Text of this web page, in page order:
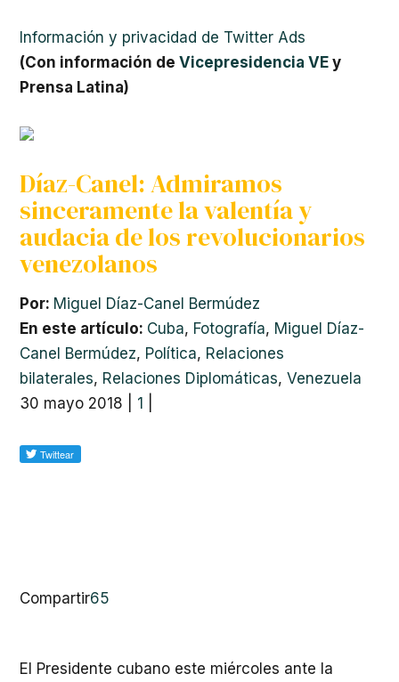
Información y privacidad de Twitter Ads
(Con información de Vicepresidencia VE y
Prensa Latina)
Díaz-Canel: Admiramos
sinceramente la valentía y
audacia de los revolucionarios
venezolanos
Por: Miguel Díaz-Canel Bermúdez
En este artículo: Cuba, Fotografía, Miguel Díaz-
Canel Bermúdez, Política, Relaciones
bilaterales, Relaciones Diplomáticas, Venezuela
30 mayo 2018
1
Compartir65
El Presidente cubano este miércoles ante la